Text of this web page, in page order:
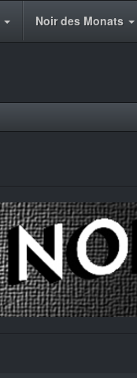
Noir des Monats